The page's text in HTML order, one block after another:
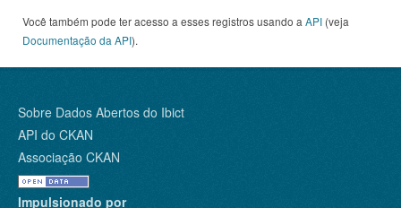
Você também pode ter acesso a esses registros usando a API (veja
Documentação da API).
Sobre Dados Abertos do Ibict
API do CKAN
Associação CKAN
Impulsionado por